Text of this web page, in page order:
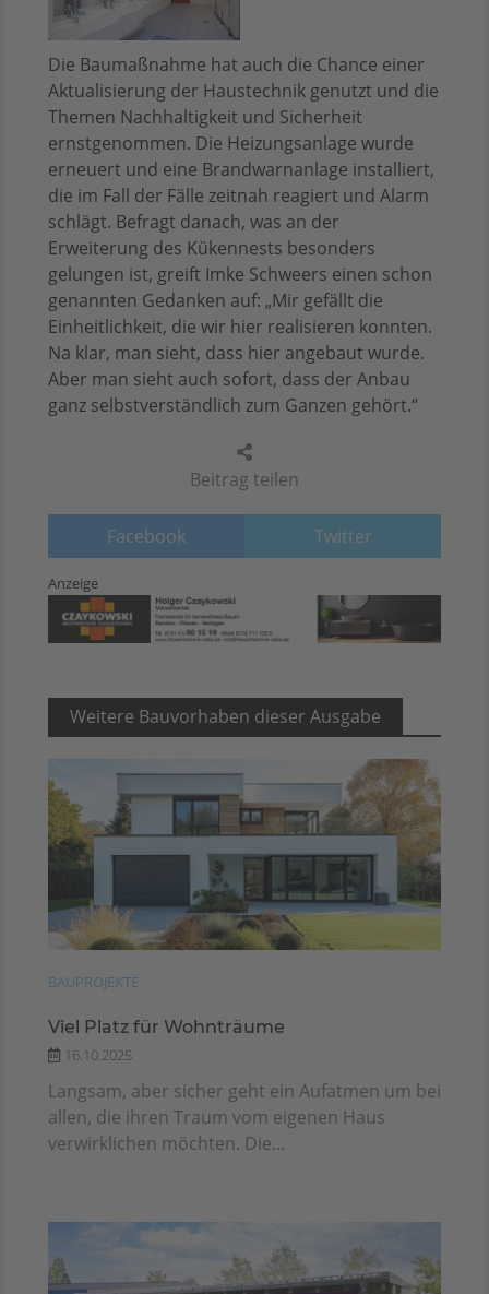
Beitrag teilen
Facebook Twitter
Die Baumaßnahme hat auch die Chance einer
Aktualisierung der Haustechnik genutzt und die
Themen Nachhaltigkeit und Sicherheit
ernstgenommen. Die Heizungsanlage wurde
erneuert und eine Brandwarnanlage installiert,
die im Fall der Fälle zeitnah reagiert und Alarm
schlägt. Befragt danach, was an der
Erweiterung des Kükennests besonders
gelungen ist, greift Imke Schweers einen schon
genannten Gedanken auf: „Mir gefällt die
Einheitlichkeit, die wir hier realisieren konnten.
Na klar, man sieht, dass hier angebaut wurde.
Aber man sieht auch sofort, dass der Anbau
ganz selbstverständlich zum Ganzen gehört.“
Anzeige
Weitere Bauvorhaben dieser Ausgabe
BAUPROJEKTE
Viel Platz für Wohnträume
16.10.2025
Langsam, aber sicher geht ein Aufatmen um bei
allen, die ihren Traum vom eigenen Haus
verwirklichen möchten. Die...